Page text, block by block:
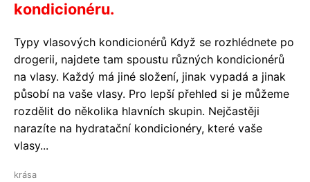
kondicionéru.
Typy vlasových kondicionérů Když se rozhlédnete po
drogerii, najdete tam spoustu různých kondicionérů
na vlasy. Každý má jiné složení, jinak vypadá a jinak
působí na vaše vlasy. Pro lepší přehled si je můžeme
rozdělit do několika hlavních skupin. Nejčastěji
narazíte na hydratační kondicionéry, které vaše
vlasy...
krása